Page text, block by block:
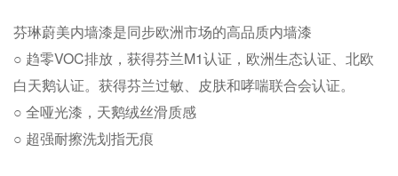
芬琳蔚美内墙漆是同步欧洲市场的高品质内墙漆
○ 趋零VOC排放，获得芬兰M1认证，欧洲生态认证、北欧
白天鹅认证。获得芬兰过敏、皮肤和哮喘联合会认证。
○ 全哑光漆，天鹅绒丝滑质感
○ 超强耐擦洗划指无痕